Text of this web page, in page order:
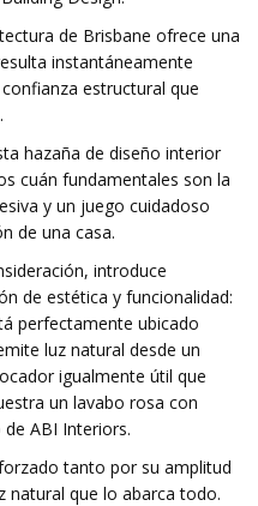
de Brisbane ofrece una
instantáneamente
estructural que
hazaña de diseño interior
cuán fundamentales son la
y un juego cuidadoso
de una casa.
introduce
de estética y funcionalidad:
perfectamente ubicado
luz natural desde un
igualmente útil que
un lavabo rosa con
ABI Interiors.
tanto por su amplitud
natural que lo abarca todo.